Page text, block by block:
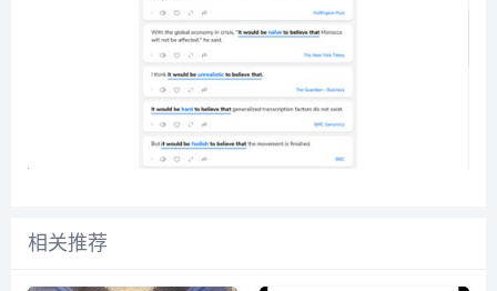
相关推荐